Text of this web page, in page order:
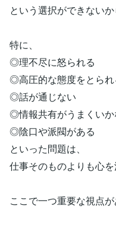
という選択ができないか
特に、
◎理不尽に怒られる
◎高圧的な態度をとられ
◎話が通じない
◎情報共有がうまくいか
◎陰口や派閥がある
といった問題は、
仕事そのものよりも心を
ここで一つ重要な視点が